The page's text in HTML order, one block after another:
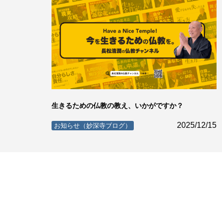
生きるための仏教の教え、いかがですか？
お知らせ（妙深寺ブログ） 2025/12/15